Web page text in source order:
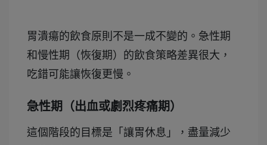
胃潰瘍的飲食原則不是一成不變的。急性期
和慢性期（恢復期）的飲食策略差異很大，
吃錯可能讓恢復更慢。
急性期（出血或劇烈疼痛期）
這個階段的目標是「讓胃休息」，盡量減少